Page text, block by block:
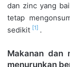
dan zinc yang
tetap
sedikit [1] .
Makanan dan
menurunkan